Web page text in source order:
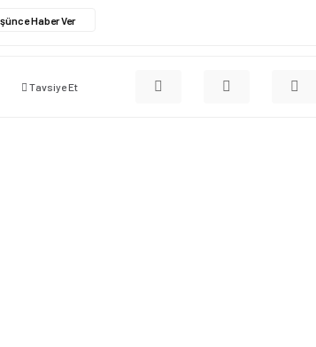
Haber Ver
Tavsiye Et